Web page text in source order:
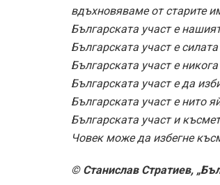
вдъхновяваме от старите
Българската участ е
Българската участ е
Българската участ е
Българската участ е да
Българската участ е нито
Българската участ и
Човек може да избегне
© Станислав Стратиев,